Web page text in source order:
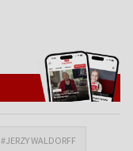
#JERZY WALDORFF